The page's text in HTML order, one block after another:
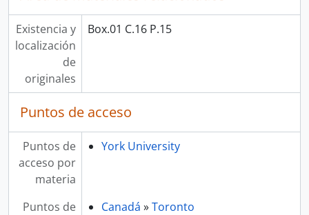
Existencia y
localización
de
originales
Box.01 C.16 P.15
Puntos de acceso
Puntos de
acceso por
materia
York University
Puntos de
Canadá »Toronto